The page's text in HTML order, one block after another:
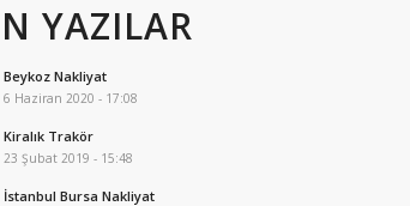
YAZILAR
Beykoz Nakliyat
6 Haziran 2020 - 17:08
Kiralık Trakör
23 Şubat 2019 - 15:48
İstanbul Bursa Nakliyat